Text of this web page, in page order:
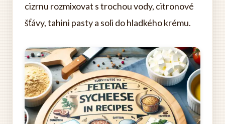
cizrnu rozmixovat s trochou vody, citronové
šťávy, tahini pasty a soli do hladkého krému.